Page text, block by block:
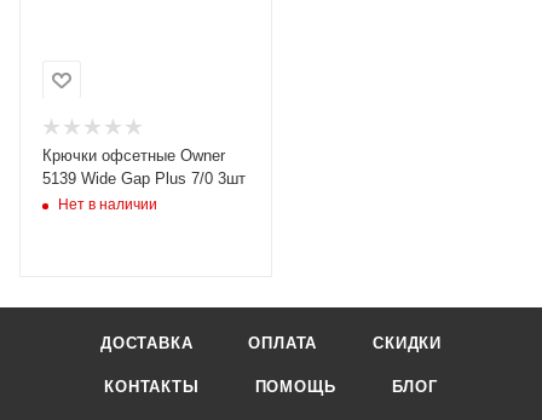
Цвет крючка
Бородка
с бородкой
Крючки офсетные Owner
5139 Wide Gap Plus 7/0 3шт
Нет в наличии
ДОСТАВКА ОПЛАТА СКИДКИ
КОНТАКТЫ ПОМОЩЬ БЛОГ